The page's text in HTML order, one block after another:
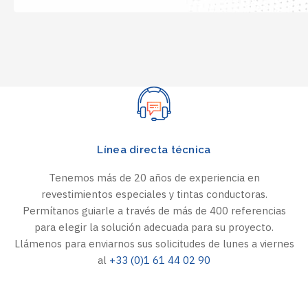
Línea directa técnica
Tenemos más de 20 años de experiencia en
revestimientos especiales y tintas conductoras.
Permítanos guiarle a través de más de 400 referencias
para elegir la solución adecuada para su proyecto.
Llámenos para enviarnos sus solicitudes de lunes a viernes
al +33 (0)1 61 44 02 90